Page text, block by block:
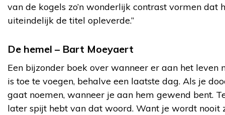
van de kogels zo’n wonderlijk contrast vormen dat
uiteindelijk de titel opleverde.”
De hemel – Bart Moeyaert
Een bijzonder boek over wanneer er aan het leven
is toe te voegen, behalve een laatste dag. Als je
gaat noemen, wanneer je aan hem gewend bent.
later spijt hebt van dat woord. Want je wordt nooit